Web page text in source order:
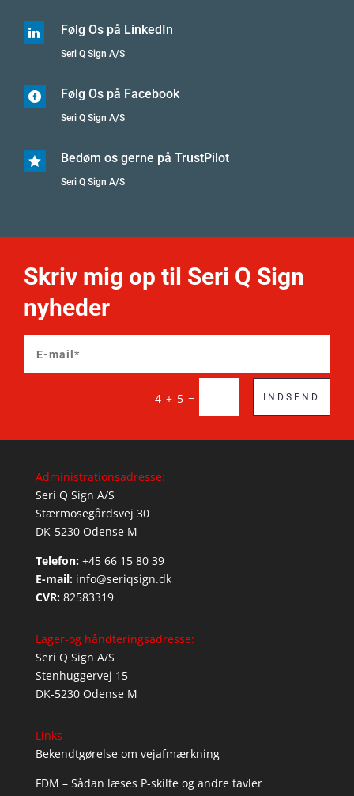
 Følg Os på LinkedIn
Seri Q Sign A/S
 Følg Os på Facebook
Seri Q Sign A/S
 Bedøm os gerne på TrustPilot
Seri Q Sign A/S
Skriv mig op til Seri Q Sign
nyheder
4 + 5 = INDSEND
Administrationsadresse:
Seri Q Sign A/S
Stærmosegårdsvej 30
DK-5230 Odense M
Telefon: +45 66 15 80 39
E-mail: info@seriqsign.dk
CVR: 82583319
Lager-og håndteringsadresse:
Seri Q Sign A/S
Stenhuggervej 15
DK-5230 Odense M
Links
Bekendtgørelse om vejafmærkning
FDM – Sådan læses P-skilte og andre tavler